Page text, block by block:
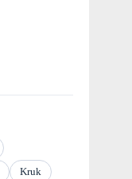
Kruk